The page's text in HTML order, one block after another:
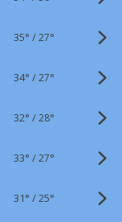
35° /27°
34° /27°
32° /28°
33° /27°
31° /25°